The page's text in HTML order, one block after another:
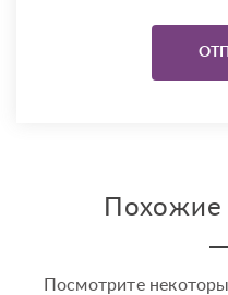
Похожие
Посмотрите